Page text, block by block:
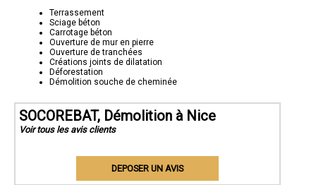
Terrassement
Sciage béton
Carrotage béton
Ouverture de mur en pierre
Ouverture de tranchées
Créations joints de dilatation
Déforestation
Démolition souche de cheminée
SOCOREBAT, Démolition à Nice
Voir tous les avis clients
DEPOSER UN AVIS